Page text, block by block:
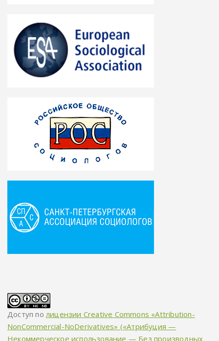
Доступ полицензии Creative Commons «Attribution-
NonCommercial-NoDerivatives» («Атрибуция —
Некоммерческое использование — Без производных